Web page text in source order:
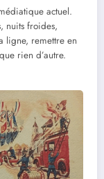
actuel.
nuits froides,
ligne, remettre en
rien d’autre.